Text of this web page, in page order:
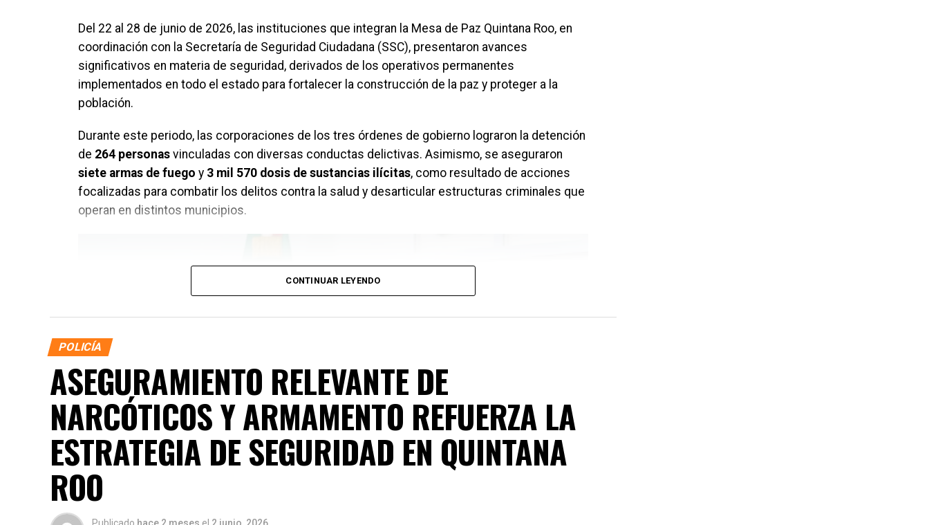
Del 22 al 28 de junio de 2026, las instituciones que integran la Mesa de Paz Quintana Roo, en
coordinación con la Secretaría de Seguridad Ciudadana (SSC), presentaron avances
significativos en materia de seguridad, derivados de los operativos permanentes
implementados en todo el estado para fortalecer la construcción de la paz y proteger a la
población.
Durante este periodo, las corporaciones de los tres órdenes de gobierno lograron la detención
de 264 personas vinculadas con diversas conductas delictivas. Asimismo, se aseguraron
siete armas de fuego y 3 mil 570 dosis de sustancias ilícitas, como resultado de acciones
focalizadas para combatir los delitos contra la salud y desarticular estructuras criminales que
operan en distintos municipios.
CONTINUAR LEYENDO
POLICÍA
ASEGURAMIENTO RELEVANTE DE
NARCÓTICOS Y ARMAMENTO REFUERZA LA
ESTRATEGIA DE SEGURIDAD EN QUINTANA
ROO